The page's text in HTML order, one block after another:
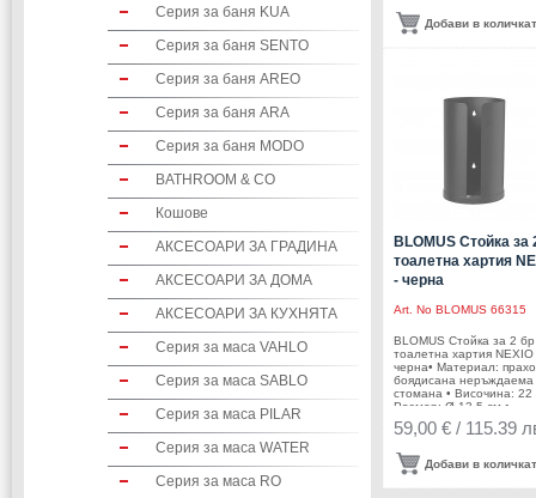
Добави в
BLOMUS Стойка за
тоалетна хартия
- черна
Art. No BLOMUS 66315
BLOMUS Стойка за 2 бр
тоалетна хартия NEXIO
черна• Материал:
боядисана неръждаема
стомана • Височина: 22
Размер: Ø 13,5 см •
Производител:
Германия DESIGN: stotz-
59,00 € / 115.39
Добави в
Серия за баня KUA
Серия за баня SENTO
Серия за баня AREO
Серия за баня ARA
Серия за баня MODO
BATHROOM & CO
Кошове
АКСЕСОАРИ ЗА ГРАДИНА
АКСЕСОАРИ ЗА ДОМА
АКСЕСОАРИ ЗА КУХНЯТА
Серия за маса VAHLO
Серия за маса SABLO
Серия за маса PILAR
Серия за маса WATER
Серия за маса RO